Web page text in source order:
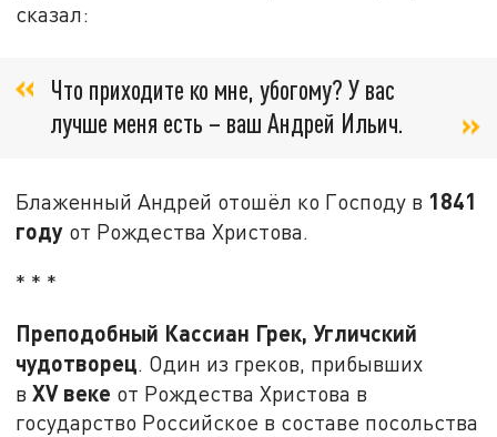
сказал:
Что приходите ко мне, убогому? У вас
лучше меня есть – ваш Андрей Ильич.
Блаженный Андрей отошёл ко Господу в 1841
году от Рождества Христова.
* * *
Преподобный Кассиан Грек, Угличский
чудотворец. Один из греков, прибывших
вXVвеке от Рождества Христова в
государство Российское в составе посольства